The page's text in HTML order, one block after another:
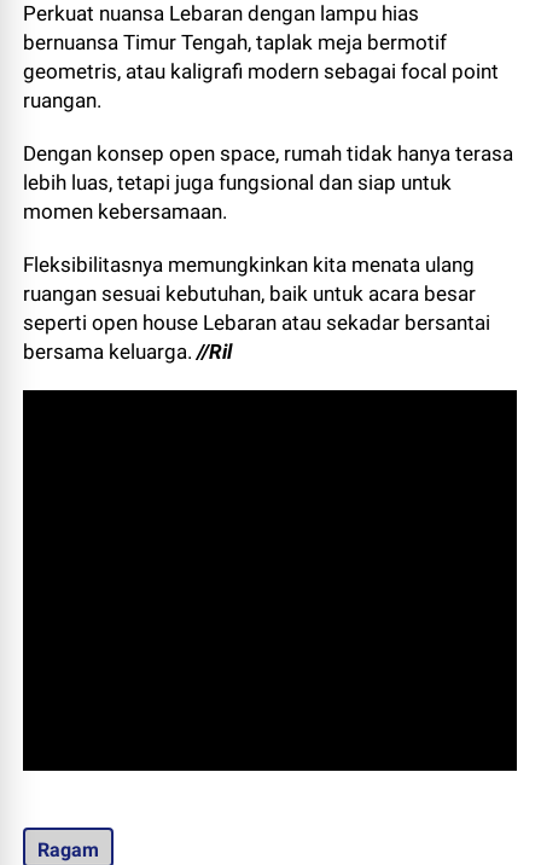
Perkuat nuansa Lebaran dengan lampu hias
bernuansa Timur Tengah, taplak meja bermotif
geometris, atau kaligrafi modern sebagai focal point
ruangan.
Dengan konsep open space, rumah tidak hanya terasa
lebih luas, tetapi juga fungsional dan siap untuk
momen kebersamaan.
Fleksibilitasnya memungkinkan kita menata ulang
ruangan sesuai kebutuhan, baik untuk acara besar
seperti open house Lebaran atau sekadar bersantai
bersama keluarga. //Ril
Ragam